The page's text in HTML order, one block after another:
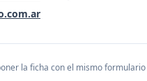
la ficha con el mismo